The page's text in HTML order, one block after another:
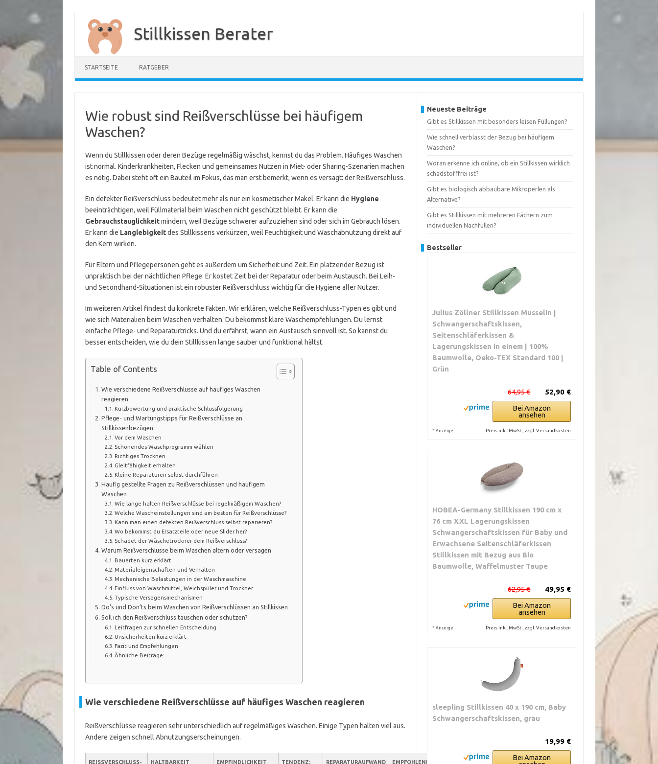
Inhalt
springen
Stillkissen Berater
STARTSEITE RATGEBER
Wie robust sind Reißverschlüsse bei häufigem
Waschen?
Wenn du Stillkissen oder deren Bezüge regelmäßig wäschst, kennst du das Problem. Häufiges Waschen
ist normal. Kinderkrankheiten, Flecken und gemeinsames Nutzen in Miet- oder Sharing-Szenarien machen
es nötig. Dabei steht oft ein Bauteil im Fokus, das man erst bemerkt, wenn es versagt: der Reißverschluss.
Ein defekter Reißverschluss bedeutet mehr als nur ein kosmetischer Makel. Er kann die Hygiene
beeinträchtigen, weil Füllmaterial beim Waschen nicht geschützt bleibt. Er kann die
Gebrauchstauglichkeitmindern, weil Bezüge schwerer aufzuziehen sind oder sich im Gebrauch lösen.
Er kann die Langlebigkeitdes Stillkissens verkürzen, weil Feuchtigkeit und Waschabnutzung direkt auf
den Kern wirken.
Für Eltern und Pflegepersonen geht es außerdem um Sicherheit und Zeit. Ein platzender Bezug ist
unpraktisch bei der nächtlichen Pflege. Er kostet Zeit bei der Reparatur oder beim Austausch. Bei Leih-
und Secondhand-Situationen ist ein robuster Reißverschluss wichtig für die Hygiene aller Nutzer.
Im weiteren Artikel findest du konkrete Fakten. Wir erklären, welche Reißverschluss-Typen es gibt und
wie sich Materialien beim Waschen verhalten. Du bekommst klare Waschempfehlungen. Du lernst
einfache Pflege- und Reparaturtricks. Und du erfährst, wann ein Austausch sinnvoll ist. So kannst du
besser entscheiden, wie du dein Stillkissen lange sauber und funktional hältst.
Table of Contents
Wie verschiedene Reißverschlüsse auf häufiges Waschen
reagieren
Kurzbewertung und praktische Schlussfolgerung
Pflege- und Wartungstipps für Reißverschlüsse an
Stillkissenbezügen
Vor dem Waschen
Schonendes Waschprogramm wählen
Richtiges Trocknen
Gleitfähigkeit erhalten
Kleine Reparaturen selbst durchführen
Häufig gestellte Fragen zu Reißverschlüssen und häufigem
Waschen
Wie lange halten Reißverschlüsse bei regelmäßigem Waschen?
Welche Wascheinstellungen sind am besten für Reißverschlüsse?
Kann man einen defekten Reißverschluss selbst reparieren?
Wo bekommst du Ersatzteile oder neue Slider her?
Schadet der Wäschetrockner dem Reißverschluss?
Warum Reißverschlüsse beim Waschen altern oder versagen
Bauarten kurz erklärt
Materialeigenschaften und Verhalten
Mechanische Belastungen in der Waschmaschine
Einfluss von Waschmittel, Weichspüler und Trockner
Typische Versagensmechanismen
Do’s und Don’ts beim Waschen von Reißverschlüssen an Stillkissen
Soll ich den Reißverschluss tauschen oder schützen?
Leitfragen zur schnellen Entscheidung
Unsicherheiten kurz erklärt
Fazit und Empfehlungen
Ähnliche Beiträge:
Wie verschiedene Reißverschlüsse auf häufiges Waschen reagieren
Reißverschlüsse reagieren sehr unterschiedlich auf regelmäßiges Waschen. Einige Typen halten viel aus.
Andere zeigen schnell Abnutzungserscheinungen.
REISSVERSCHLUSS-T
HALTBARKEIT
EMPFINDLICHKEIT
TENDENZ:
REPARATURAUFWAND
EMPFOHLENE
TYPISCHE
PRAXISTIPPS
Neueste Beiträge
Gibt es Stillkissen mit besonders leisen Füllungen?
Wie schnell verblasst der Bezug bei häufigem
Waschen?
Woran erkenne ich online, ob ein Stillkissen wirklich
schadstofffrei ist?
Gibt es biologisch abbaubare Mikroperlen als
Alternative?
Gibt es Stillkissen mit mehreren Fächern zum
individuellen Nachfüllen?
Bestseller
Julius Zöllner Stillkissen Musselin |
Schwangerschaftskissen,
Seitenschläferkissen &
Lagerungskissen in einem | 100%
Baumwolle, Oeko-TEX Standard 100 |
Grün
52,90 €
64,95 €
Bei Amazon
ansehen
* Anzeige Preis inkl. MwSt., zzgl. Versandkosten
HOBEA-Germany Stillkissen 190 cm x
76 cm XXL Lagerungskissen
Schwangerschaftskissen für Baby und
Erwachsene Seitenschläferkissen
Stillkissen mit Bezug aus Bio
Baumwolle, Waffelmuster Taupe
49,95 €
62,95 €
Bei Amazon
ansehen
* Anzeige Preis inkl. MwSt., zzgl. Versandkosten
sleepling Stillkissen 40 x 190 cm, Baby
Schwangerschaftskissen, grau
19,99 €
Bei Amazon